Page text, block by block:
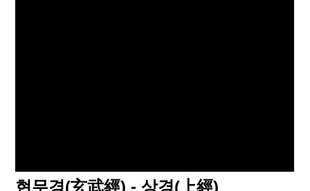
​현무경(玄武經) - 상경(上經)